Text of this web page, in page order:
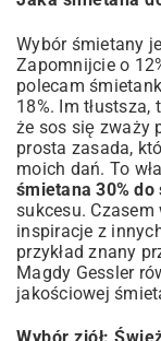
Wybór śmietany
Zapomnijcie o
polecam
18%. Im
że sos się zważy
prosta zasada,
moich dań. To
śmietana 30% do
sukcesu.
inspiracje z
przykład znany
Magdy Gessler
jakościowej